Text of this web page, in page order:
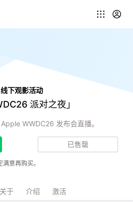
下观影活动
派对之夜」
WWDC26 发布会直播。
已售罄
意再购买。
关于 介绍 激活